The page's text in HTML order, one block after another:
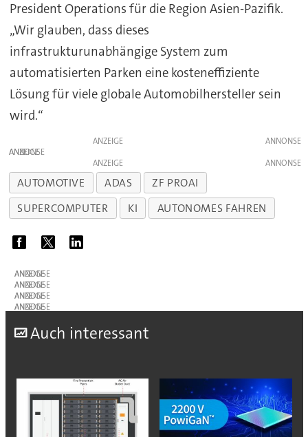
President Operations für die Region Asien-Pazifik.
„Wir glauben, dass dieses
infrastrukturunabhängige System zum
automatisierten Parken eine kosteneffiziente
Lösung für viele globale Automobilhersteller sein
wird.“
ANZEIGE
ANZEIGE
ANZEIGE
AUTOMOTIVE ADAS
ZF PROAI
SUPERCOMPUTER
KI AUTONOMES FAHREN
ANZEIGE
ANZEIGE
ANZEIGE
ANZEIGE
Auch interessant